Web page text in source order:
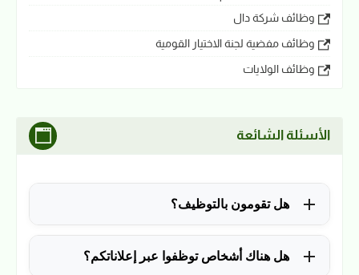
وظائف شركة دال
وظائف مفضية لجنة الاختيار القومية
وظائف الولايات
الأسئلة الشائعة
هل تقومون بالتوظيف؟
للأسف لا، في الوقت الحالي نقوم فقط بنشر الوظائف
المتاحة.هل هناك أشخاص توظفوا عبر إعلاناتكم؟